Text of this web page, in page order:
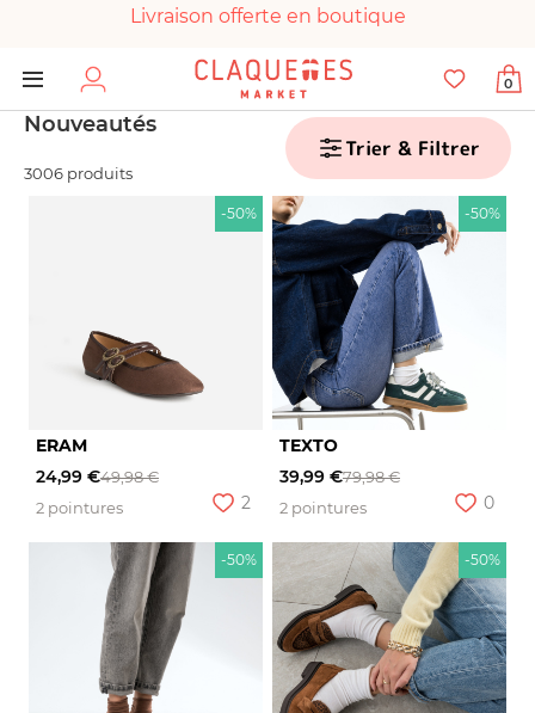
Livraison offerte en boutique
Paiement 100% sécurisé
Chaussures garanties en parfait état
0
Nouveautés
3006 produits
Trier & Filtrer
-50%
ERAM
24,99 €49,98 €
2 pointures
2
-50%
TEXTO
39,99 €79,98 €
2 pointures
0
-50% -50%